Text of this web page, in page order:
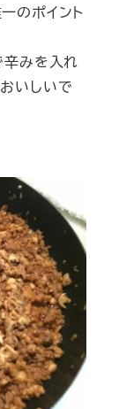
のポイント
辛みを入れ
いしいで